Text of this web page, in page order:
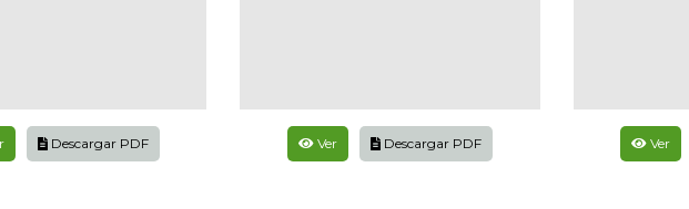
Descargar PDF Ver Descargar PDF Ver